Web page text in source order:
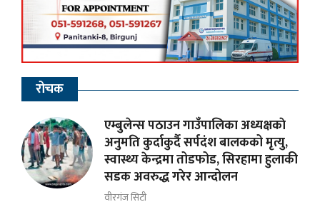
रोचक
एम्बुलेन्स पठाउन गाउँपालिका अध्यक्षकाे
अनुमति कुर्दाकुर्दै सर्पदंश बालकको मृत्यु,
स्वास्थ्य केन्द्रमा तोडफोड, सिरहामा हुलाकी
सडक अवरुद्ध गरेर आन्दोलन
वीरगंज सिटी